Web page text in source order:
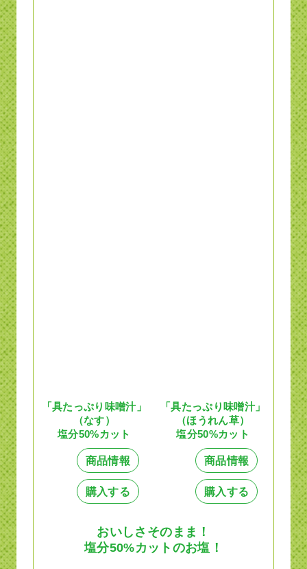
「具たっぷり味噌汁」
（なす）
塩分50%カット
商品情報
購入する
「具たっぷり味噌汁」
（ほうれん草）
塩分50%カット
商品情報
購入する
おいしさそのまま！
塩分50%カットのお塩！